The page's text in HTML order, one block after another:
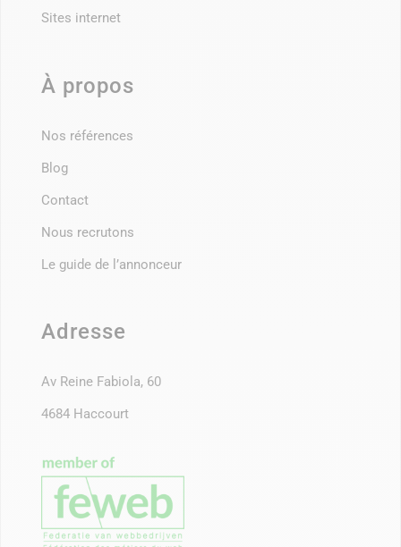
Sites internet
À propos
Nos références
Blog
Contact
Nous recrutons
Le guide de l’annonceur
Adresse
Av Reine Fabiola, 60
4684 Haccourt